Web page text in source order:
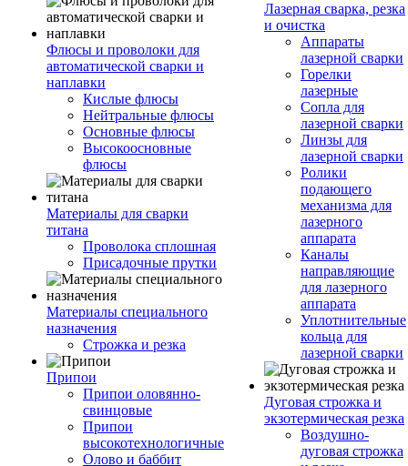
Флюсы и проволоки для
автоматической сварки и
наплавки
Кислые флюсы
Нейтральные флюсы
Основные флюсы
Высокоосновные
флюсы
Материалы для сварки
титана
Проволока сплошная
Присадочные прутки
Материалы специального
назначения
Строжка и резка
Припои
Припои оловянно-
свинцовые
Припои
высокотехнологичные
Олово и баббит
Лазерная сварка, резка
и очистка
Аппараты
лазерной сварки
Горелки
лазерные
Сопла для
лазерной сварки
Линзы для
лазерной сварки
Ролики
подающего
механизма для
лазерного
аппарата
Каналы
направляющие
для лазерного
аппарата
Уплотнительные
кольца для
лазерной сварки
Дуговая строжка и
экзотермическая резка
Воздушно-
дуговая строжка